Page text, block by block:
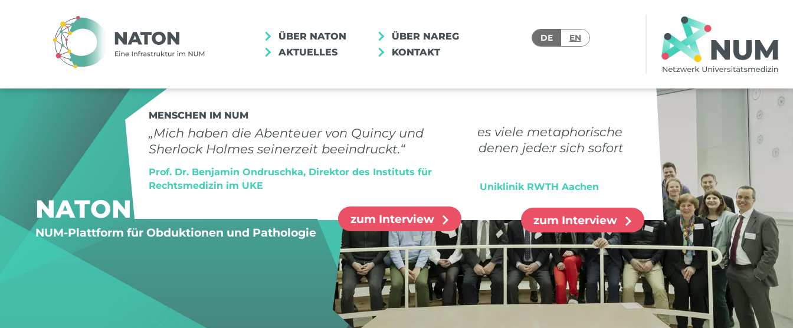
ÜBER NATON
ÜBER NAREG
AKTUELLES
KONTAKT
DE EN
NATON
NUM-Plattform für Obduktionen und Pathologie
„In der Pathologie gibt es viele metaphorische
Beschreibungen, unter denen jede:r sich sofort
etwas vorstellen kann.“
Dr. med. Saskia von Stillfried, Uniklinik RWTH Aachen
zum Interview
MENSCHEN IM NUM
„Mich haben die Abenteuer von Quincy und
Sherlock Holmes seinerzeit beeindruckt.“
Prof. Dr. Benjamin Ondruschka, Direktor des Instituts für
Rechtsmedizin im UKE
zum Interview